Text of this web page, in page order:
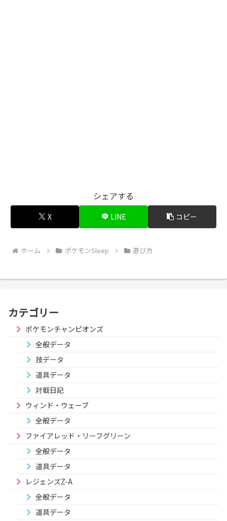
シェアする
X LINE コピー
ホーム ポケモンSleep 遊び方
カテゴリー
ポケモンチャンピオンズ
全般データ
技データ
道具データ
対戦日記
ウィンド・ウェーブ
全般データ
ファイアレッド・リーフグリーン
全般データ
道具データ
レジェンズZ-A
全般データ
道具データ